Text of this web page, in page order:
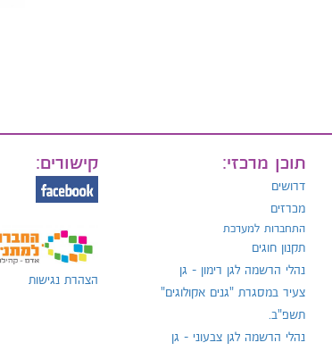
תוכן מרכזי:
דרושים
מכרזים
התחברות למערכת
תקנון חוגים
נהלי הרשמה לגן רימון - גן
צעיר במסגרת "גנים אקולוגים"
תשפ"ב.
נהלי הרשמה לגן צבעוני - גן
קישורים:
הצהרת נגישות